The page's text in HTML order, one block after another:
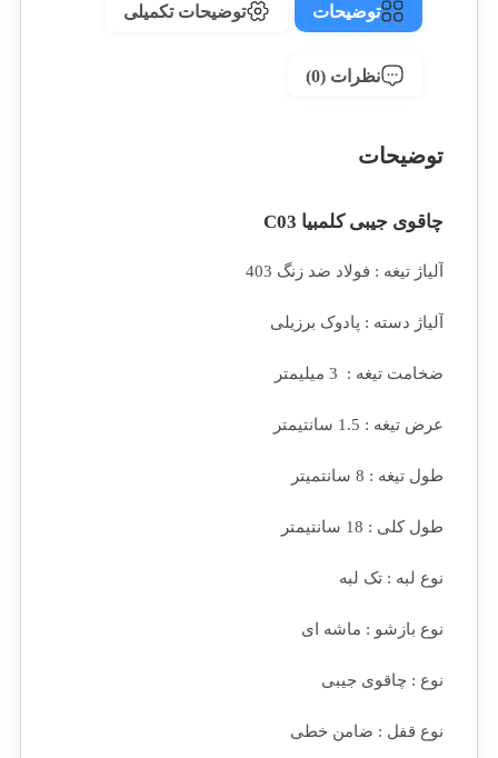
توضیحات توضیحات تکمیلی
نظرات (0)
توضیحات
چاقوی جیبی کلمبیا C03
آلیاژ تیغه : فولاد ضد زنگ 403
آلیاژ دسته : پادوک برزیلی
ضخامت تیغه : 3 میلیمتر
عرض تیغه : 1.5 سانتیمتر
طول تیغه : 8 سانتمیتر
طول کلی : 18 سانتیمتر
نوع لبه : تک لبه
نوع بازشو : ماشه ای
نوع : چاقوی جیبی
نوع قفل : ضامن خطی